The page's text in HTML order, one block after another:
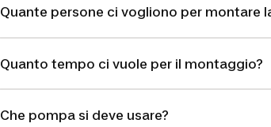
Quante persone ci vogliono per montare
Quanto tempo ci vuole per il montaggio?
Che pompa si deve usare?